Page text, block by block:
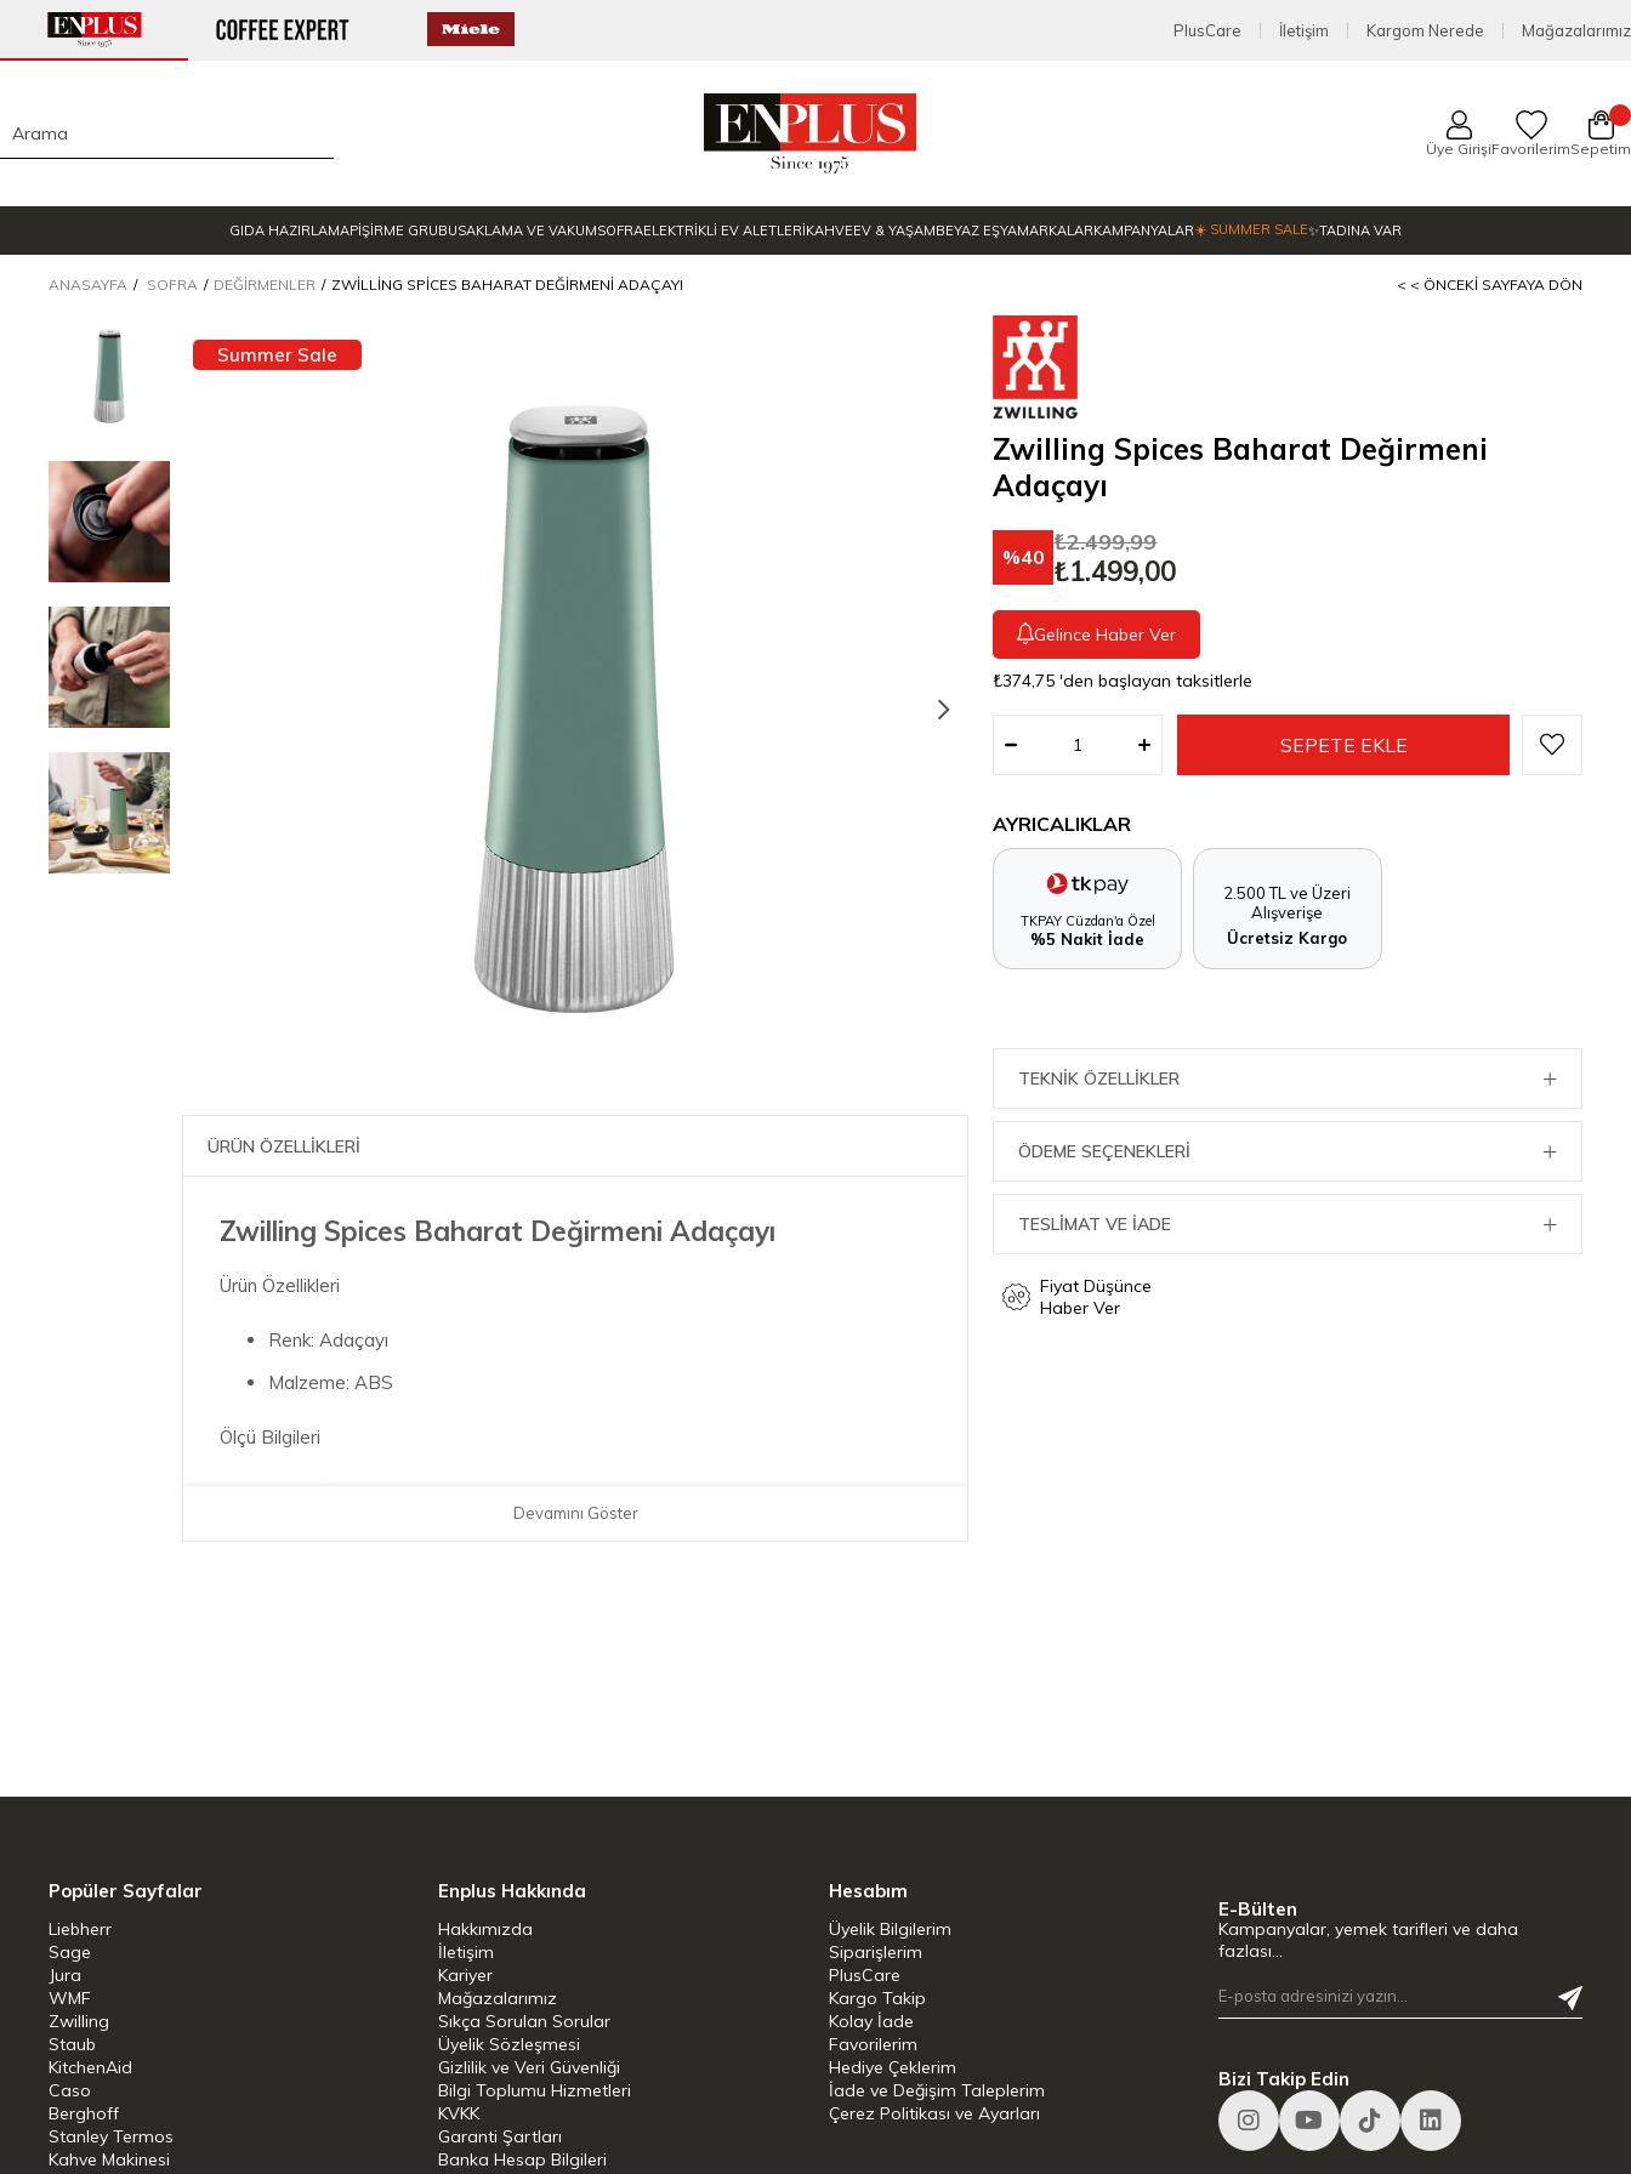
PlusCare İletişim Kargom Nerede Mağazalarımız
Üye GirişiFavorilerimSepetim
GIDA HAZIRLAMAPİŞİRME GRUBUSAKLAMA VE VAKUMSOFRAELEKTRİKLİ EV ALETLERİKAHVEEV & YAŞAMBEYAZ EŞYAMARKALARKAMPANYALAR☀️ SUMMER SALE✨TADINA VAR
ANASAYFA SOFRA DEĞIRMENLER ZWILLING SPICES BAHARAT DEĞIRMENI ADAÇAYI < < ÖNCEKI SAYFAYA DÖN
Summer Sale
ÜRÜN ÖZELLİKLERİ
Zwilling Spices Baharat Değirmeni Adaçayı
Ürün Özellikleri
Renk: Adaçayı
Malzeme: ABS
Ölçü Bilgileri
Devamını Göster
Zwilling Spices Baharat Değirmeni
Adaçayı
40
₺2.499,99
₺1.499,00
Gelince Haber Ver
₺374,75 'den başlayan taksitlerle
AYRICALIKLAR
TKPAY Cüzdan'a Özel
%5 Nakit İade
2.500 TL ve Üzeri
Alışverişe
Ücretsiz Kargo
TEKNIK ÖZELLIKLER
ÖDEME SEÇENEKLERI
TESLİMAT VE İADE
Fiyat Düşünce
Haber Ver
Popüler Sayfalar
Liebherr
Sage
Jura
WMF
Zwilling
Staub
KitchenAid
Caso
Berghoff
Stanley Termos
Kahve Makinesi
Enplus Hakkında
Hakkımızda
İletişim
Kariyer
Mağazalarımız
Sıkça Sorulan Sorular
Üyelik Sözleşmesi
Gizlilik ve Veri Güvenliği
Bilgi Toplumu Hizmetleri
KVKK
Garanti Şartları
Banka Hesap Bilgileri
Hesabım
Üyelik Bilgilerim
Siparişlerim
PlusCare
Kargo Takip
Kolay İade
Favorilerim
Hediye Çeklerim
İade ve Değişim Taleplerim
Çerez Politikası ve Ayarları
E-Bülten
Kampanyalar, yemek tarifleri ve daha
fazlası…
Bizi Takip Edin